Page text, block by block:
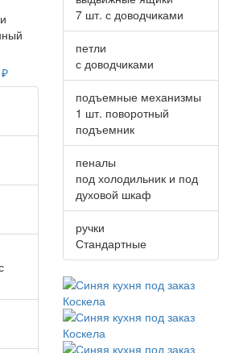
7 шт. с доводчиками
петли
с доводчиками
подъемные механизмы
1 шт. поворотный
подъемник
пеналы
под холодильник и под
духовой шкаф
ручки
Стандартные